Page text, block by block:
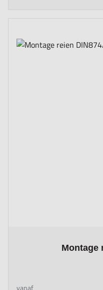
Montage
The price depends on
vanaf